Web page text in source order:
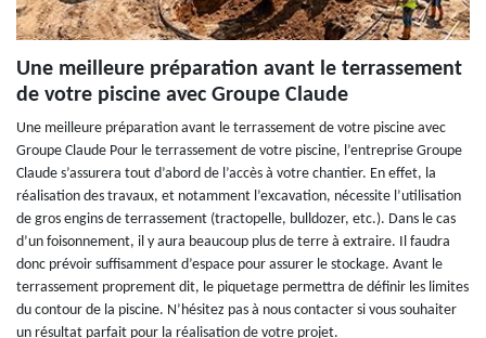
Une meilleure préparation avant le terrassement
de votre piscine avec Groupe Claude
Une meilleure préparation avant le terrassement de votre piscine avec
Groupe Claude Pour le terrassement de votre piscine, l’entreprise Groupe
Claude s’assurera tout d’abord de l’accès à votre chantier. En effet, la
réalisation des travaux, et notamment l’excavation, nécessite l’utilisation
de gros engins de terrassement (tractopelle, bulldozer, etc.). Dans le cas
d’un foisonnement, il y aura beaucoup plus de terre à extraire. Il faudra
donc prévoir suffisamment d’espace pour assurer le stockage. Avant le
terrassement proprement dit, le piquetage permettra de définir les limites
du contour de la piscine. N’hésitez pas à nous contacter si vous souhaiter
un résultat parfait pour la réalisation de votre projet.